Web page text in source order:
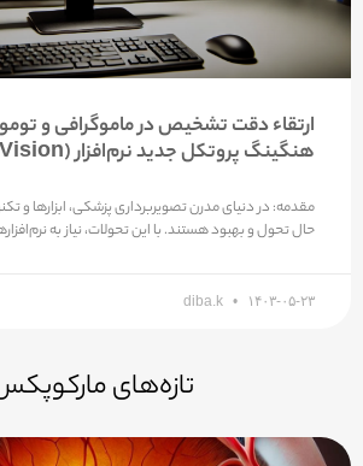
ارتقاء دقت تشخیص در ماموگرافی و
هنگینگ پروتکل جدید نرم‌افزار (diVision)
مقدمه: در دنیای مدرن تصویربرداری پزشکی، ابزارها و
حال تحول و بهبود هستند. با این تحولات، نیاز به
diba.k ۱۴۰۳-۰۵-۲۳
تازه‌های